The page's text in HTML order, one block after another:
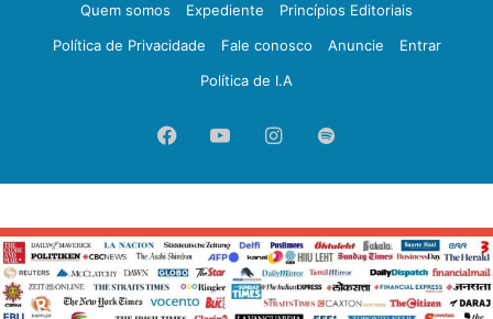
Quem somos
Expediente
Princípios Editoriais
Política de Privacidade
Fale conosco Anuncie
Entrar
Política de I.A
FacebookYouTubeInstagram
Spotify